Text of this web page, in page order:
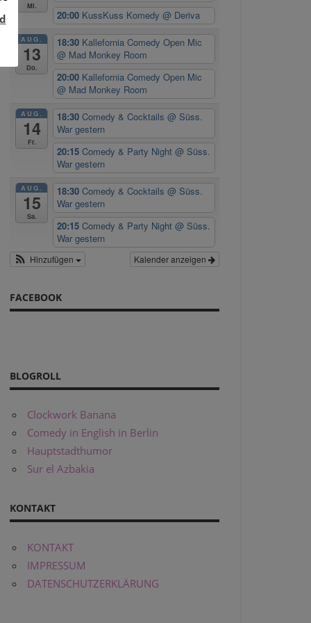
Mi.
20:00 KussKuss Komedy@ Deriva
AUG.
13
Do.
18:30 Kallefornia Comedy Open Mic
@ Mad Monkey Room
20:00 Kallefornia Comedy Open Mic
@ Mad Monkey Room
AUG.
14
Fr.
18:30Comedy & Cocktails@ Süss.
War gestern
20:15Comedy & Party Night@ Süss.
War gestern
AUG.
15
Sa.
18:30Comedy & Cocktails@ Süss.
War gestern
20:15Comedy & Party Night@ Süss.
War gestern
Kalender anzeigen
Hinzufügen
FACEBOOK
BLOGROLL
Clockwork Banana
Comedy in English in Berlin
Hauptstadthumor
Sur el Azbakia
KONTAKT
KONTAKT
IMPRESSUM
DATENSCHUTZERKLÄRUNG